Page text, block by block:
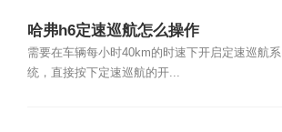
哈弗h6定速巡航怎么操作
需要在车辆每小时40km的时速下开启定速巡航系
统，直接按下定速巡航的开...